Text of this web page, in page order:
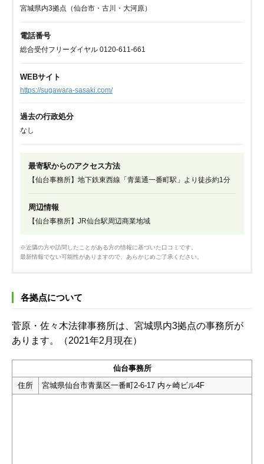
宮城県内3拠点（仙台市・古川・大河原）
電話番号
総合受付フリーダイヤル 0120-611-661
WEBサイト
https://sugawara-sasaki.com/
過去の行政処分
なし
最寄駅からのアクセス方法
【仙台事務所】地下鉄東西線「青葉通一番町駅」より徒歩約1分
周辺情報
【仙台事務所】JR仙台駅周辺商業地域
※近隣の方や訪問したことがある方の情報に基づいた口コミです。
最新情報でない可能性がありますので、あらかじめご了承ください。
各拠点について
菅原・佐々木法律事務所は、宮城県内3拠点の事務所が
あります。（2021年2月現在）
仙台事務所
住所
宮城県仙台市青葉区一番町2-6-17 内ヶ崎ビル4F